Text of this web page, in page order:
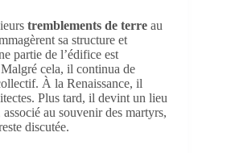
tremblements de terre au
sa structure et
partie de l’édifice est
cela, il continua de
À la Renaissance, il
Plus tard, il devint un lieu
au souvenir des martyrs,
discutée.